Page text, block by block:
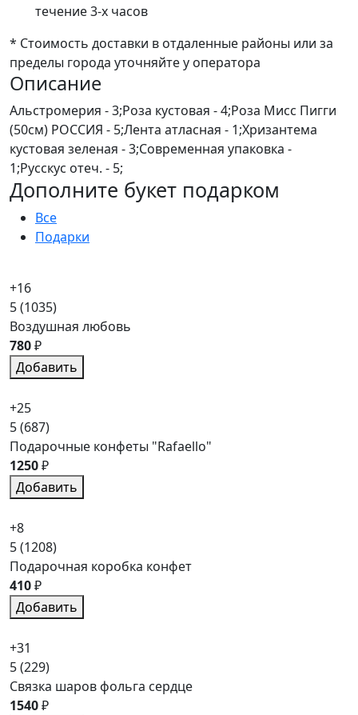
течение 3-х часов
* Стоимость доставки в отдаленные районы или за
пределы города уточняйте у оператора
Описание
Альстромерия - 3;Роза кустовая - 4;Роза Мисс Пигги
(50см) РОССИЯ - 5;Лента атласная - 1;Хризантема
кустовая зеленая - 3;Современная упаковка -
1;Русскус отеч. - 5;
Дополните букет подарком
Все
Подарки
+16
5(1035)
Воздушная любовь
780₽
Добавить
+25
5(687)
Подарочные конфеты "Rafaello"
1250₽
Добавить
+8
5(1208)
Подарочная коробка конфет
410₽
Добавить
+31
5(229)
Связка шаров фольга сердце
1540₽